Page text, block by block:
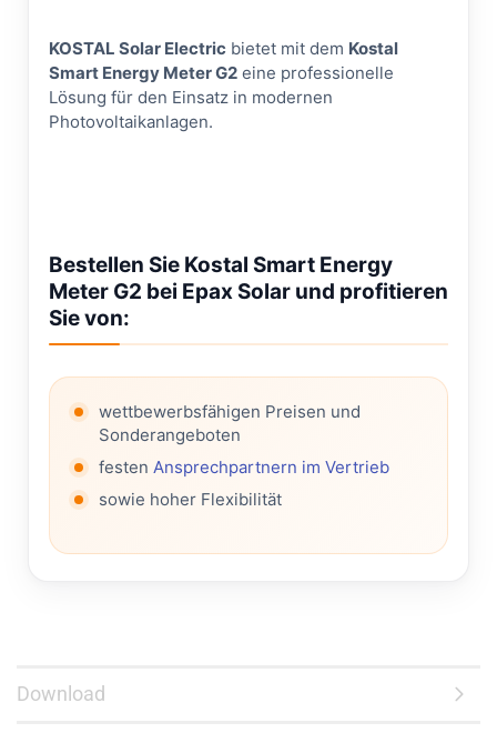
KOSTAL Solar Electric bietet mit dem Kostal
Smart Energy Meter G2 eine professionelle
Lösung für den Einsatz in modernen
Photovoltaikanlagen.
Bestellen Sie Kostal Smart Energy
Meter G2 bei Epax Solar und profitieren
Sie von:
wettbewerbsfähigen Preisen und
Sonderangeboten
festen Ansprechpartnern im Vertrieb
sowie hoher Flexibilität
Download